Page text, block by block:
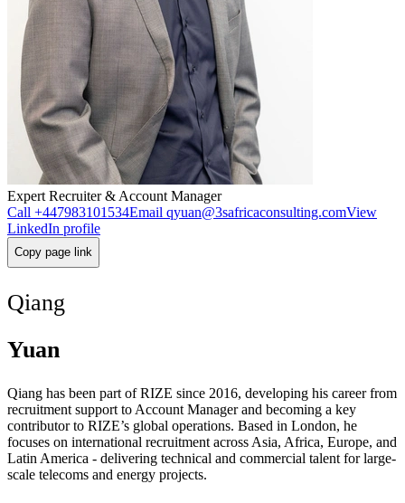
Expert Recruiter & Account Manager
Call +447983101534Email qyuan@3safricaconsulting.comView
LinkedIn profile
Copy page link
Qiang
Yuan
Qiang has been part of RIZE since 2016, developing his career from
recruitment support to Account Manager and becoming a key
contributor to RIZE’s global operations. Based in London, he
focuses on international recruitment across Asia, Africa, Europe, and
Latin America - delivering technical and commercial talent for large-
scale telecoms and energy projects.